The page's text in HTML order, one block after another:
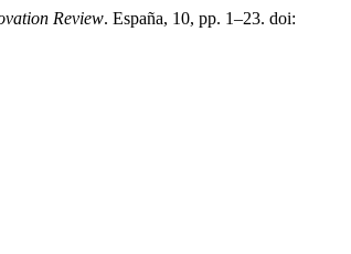
Review. España, 10, pp. 1–23. doi: